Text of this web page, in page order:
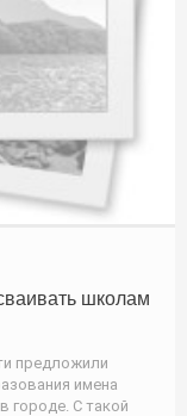
школам
предложили
имена
городе. С такой